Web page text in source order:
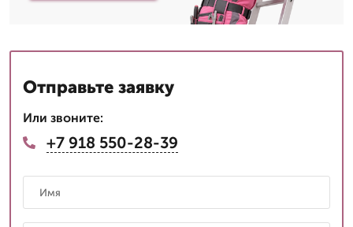
Отправьте заявку
Или звоните:
+7 918 550-28-39